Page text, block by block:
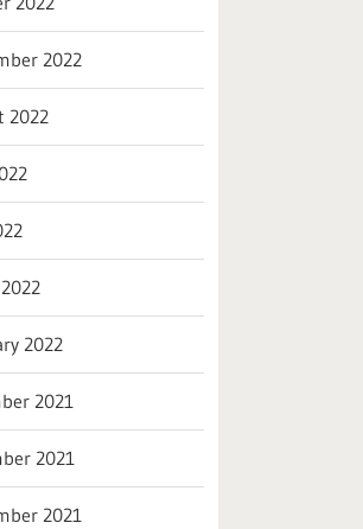
2022
2022
2022
2021
2021
2021